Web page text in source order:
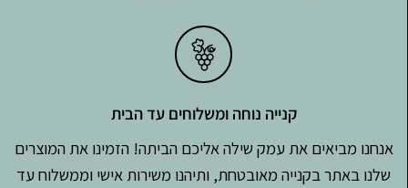
קנייה נוחה ומשלוחים עד הבית
אנחנו מביאים את עמק שילה אליכם הביתה! הזמינו את המוצרים
שלנו באתר בקנייה מאובטחת, ותיהנו משירות אישי וממשלוח עד